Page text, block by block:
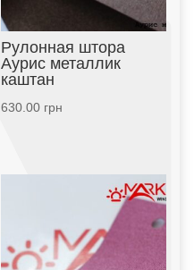
Рулонная штора
Аурис металлик
каштан
630.00грн